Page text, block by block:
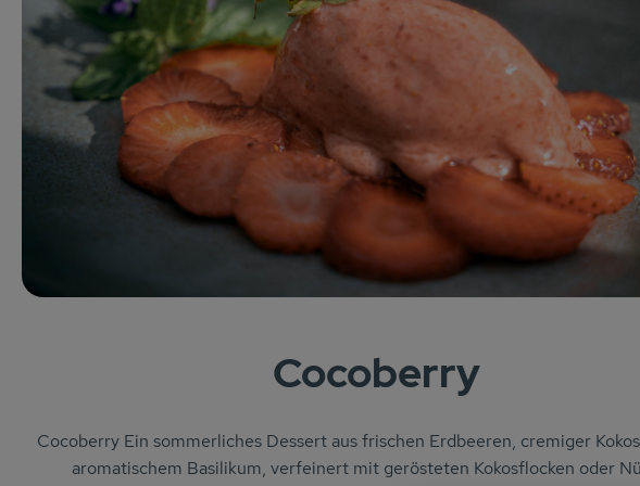
Cocoberry
Cocoberry Ein sommerliches Dessert aus frischen Erdbeeren, cremiger
aromatischem Basilikum, verfeinert mit gerösteten Kokosflocken oder